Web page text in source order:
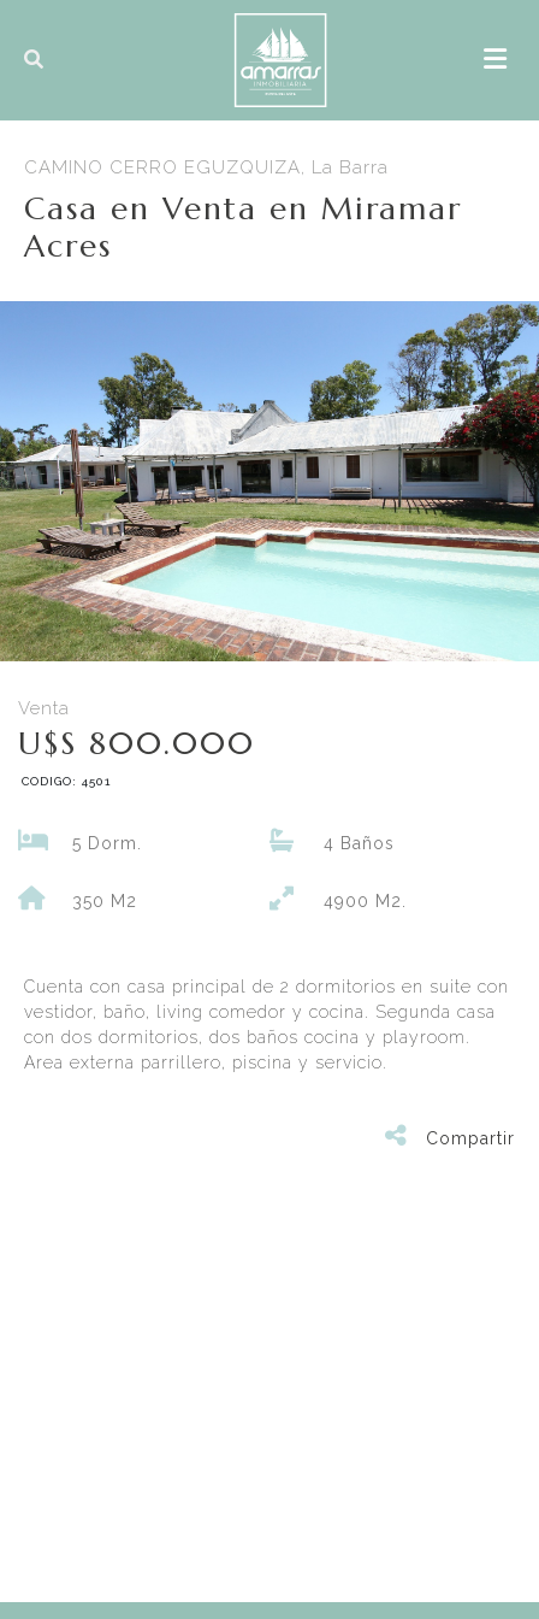
CAMINO CERRO EGUZQUIZA, La Barra
Casa en Venta en Miramar
Acres
Venta
U$S 800.000
CODIGO: 4501
5 Dorm. 4 Baños
350 M2 4900 M2.
Cuenta con casa principal de 2 dormitorios en suite con
vestidor, baño, living comedor y cocina. Segunda casa
con dos dormitorios, dos baños cocina y playroom.
Area externa parrillero, piscina y servicio.
Compartir